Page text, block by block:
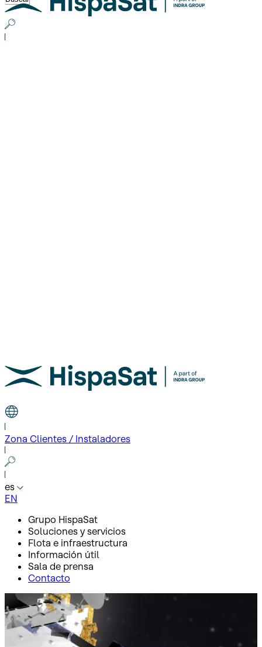
Zona Clientes / Instaladores
es
EN
Grupo HispaSat
Soluciones y servicios
Flota e infraestructura
Información útil
Sala de prensa
Contacto
Inicio Sala de prensa
Notas de prensa